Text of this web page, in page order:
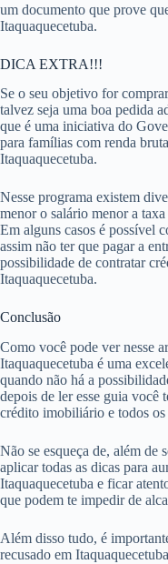
um documento que prove
Itaquaquecetuba.
DICA EXTRA!!!
Se o seu objetivo for
talvez seja uma boa pedida
que é uma iniciativa do
para famílias com renda
Itaquaquecetuba.
Nesse programa existem
menor o salário menor a
Em alguns casos é possível
assim não ter que pagar a
possibilidade de contratar
Itaquaquecetuba.
Conclusão
Como você pode ver nesse
Itaquaquecetuba é uma
quando não há a
depois de ler esse guia você
crédito imobiliário e todos os
Não se esqueça de, além de
aplicar todas as dicas para
Itaquaquecetuba e ficar
que podem te impedir de
Além disso tudo, é
recusado em